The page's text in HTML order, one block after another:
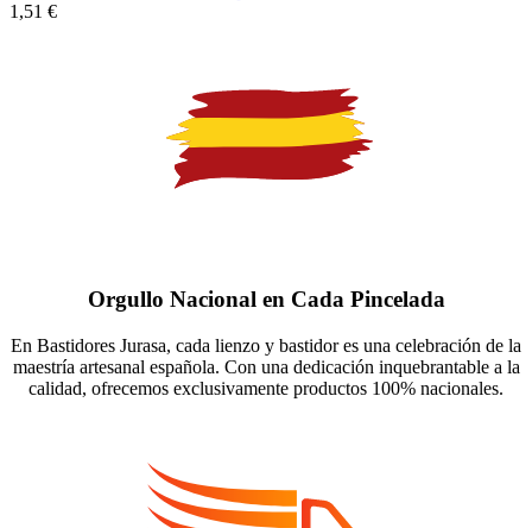
1,51 €
Orgullo Nacional en Cada Pincelada
En Bastidores Jurasa, cada lienzo y bastidor es una celebración de la
maestría artesanal española. Con una dedicación inquebrantable a la
calidad, ofrecemos exclusivamente productos 100% nacionales.